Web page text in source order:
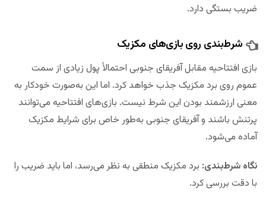
ضریب بستگی دارد.
شرط‌بندی روی بازی‌های مکزیک
بازی افتتاحیه مقابل آفریقای جنوبی احتمالاً پول زیادی از سمت
عموم روی برد مکزیک جذب خواهد کرد. اما این به‌صورت خودکار به
معنی ارزشمند بودن این شرط نیست. بازی‌های افتتاحیه می‌توانند
پرتنش باشند و آفریقای جنوبی به‌طور خاص برای شرایط مکزیک
آماده می‌شود.
نگاه شرط‌بندی: برد مکزیک منطقی به نظر می‌رسد، اما باید ضریب را
با دقت بررسی کرد.